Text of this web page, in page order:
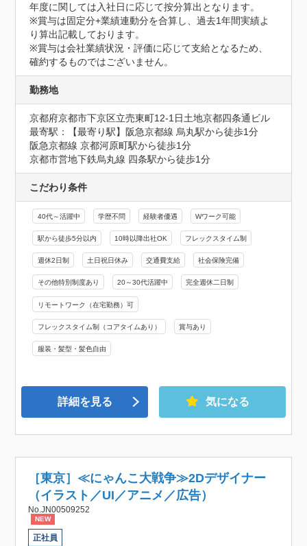
年度に関しては入社日に応じて按分算出となります。
※賞与は固定分+業績連動分を合算し、過去1年間実績よ
り算出記載しております。
※賞与は会社業績状況・評価に応じて支給となるため、
確約するものではございません。
勤務地
京都府京都市下京区立売東町12-1日土地京都四条通ビル
最寄駅：【最寄り駅】阪急京都線 烏丸駅から徒歩1分
阪急京都線 京都河原町駅から徒歩1分
京都市営地下鉄烏丸線 四条駅から徒歩1分
こだわり条件
40代～活躍中 学歴不問 経験者優遇 Wワーク可能
駅から徒歩5分以内 10時以降出社OK フレックスタイム制
週休2日制 土日祝日休み 交通費支給 社会保険完備
その他特別制度あり 20～30代活躍中 完全週休二日制
リモートワーク（在宅勤務）可
フレックスタイム制（コアタイムあり） 賞与あり
服装・髪型・髪色自由
詳細を見る 気になる
［東京］≪にゃんこ大戦争≫2Dデザイナー
（イラスト／UI／アニメ／広告）
No.JN00509252
NEW
正社員